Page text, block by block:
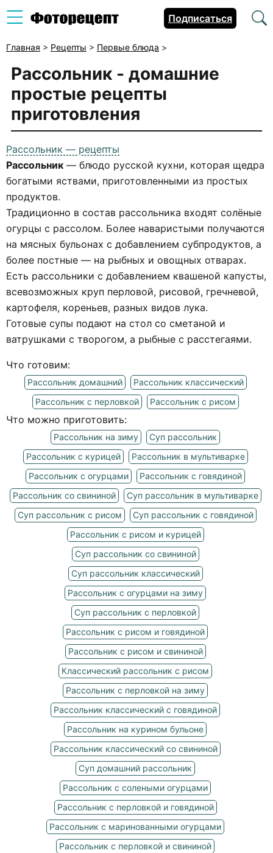
Подписаться
Главная > Рецепты > Первые блюда >
Рассольник - домашние
простые рецепты
приготовления
Рассольник — рецепты
Рассольник — блюдо русской кухни, которая щедра
богатыми яствами, приготовленными из простых
продуктов.
Традиционно в состав рассольника входят солёные
огурцы с рассолом. Более наваристыми получаются
на мясных бульонах с добавлением субпродуктов, а
более постные — на рыбных и овощных отварах.
Есть рассольники с добавлением квашеной капусты,
всевозможных круп перловой, рисовой, гречневой,
картофеля, кореньев, разных видов лука.
Готовые супы подают на стол со сметаной и
ватрушками с творогом, а рыбные с расстегаями.
Что готовим:
Рассольник домашний
Рассольник классический
Рассольник с перловкой
Рассольник с рисом
Что можно приготовить:
Рассольник на зиму
Суп рассольник
Рассольник с курицей
Рассольник в мультиварке
Рассольник с огурцами
Рассольник с говядиной
Рассольник со свининой
Суп рассольник в мультиварке
Суп рассольник с рисом
Суп рассольник с говядиной
Рассольник с рисом и курицей
Суп рассольник со свининой
Суп рассольник классический
Рассольник с огурцами на зиму
Суп рассольник с перловкой
Рассольник с рисом и говядиной
Рассольник с рисом и свининой
Классический рассольник с рисом
Рассольник с перловкой на зиму
Рассольник классический с говядиной
Рассольник на курином бульоне
Рассольник классический со свининой
Суп домашний рассольник
Рассольник с солеными огурцами
Рассольник с перловкой и говядиной
Рассольник с маринованными огурцами
Рассольник с перловкой и свининой